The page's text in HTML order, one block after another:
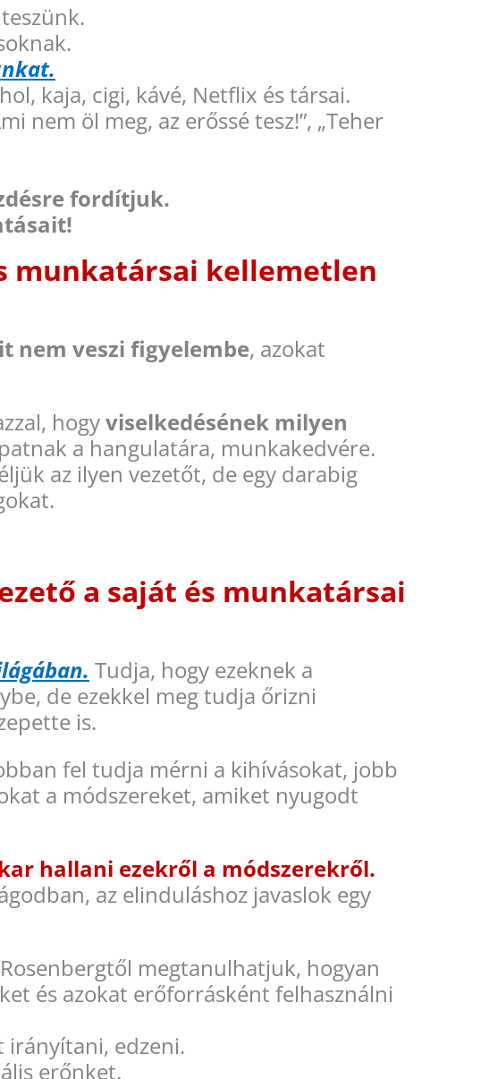
teszünk.
kaja, cigi, kávé, Netflix és társai.
nem öl meg, az erőssé tesz!”, „Teher
fordítjuk.
munkatársai kellemetlen
nem veszi figyelembe, azokat
hogyviselkedésének milyen
a hangulatára, munkakedvére.
az ilyen vezetőt, de egy darabig
a saját és munkatársai
Tudja, hogy ezeknek a
de ezekkel meg tudja őrizni
is.
fel tudja mérni a kihívásokat, jobb
a módszereket, amiket nyugodt
hallani ezekről a módszerekről.
az elinduláshoz javaslok egy
megtanulhatjuk, hogyan
és azokat erőforrásként felhasználni
edzeni.
erőnket.